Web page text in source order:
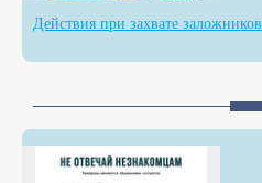
Действия при захвате заложников